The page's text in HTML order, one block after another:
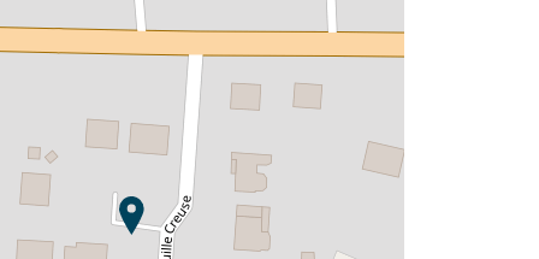
Entdecken Sie